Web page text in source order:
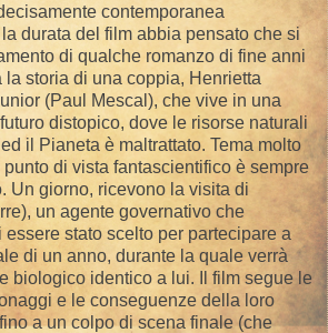
contemporanea
durata del film abbia pensato che si
di qualche romanzo di fine anni
storia di una coppia, Henrietta
(Paul Mescal), che vive in una
distopico, dove le risorse naturali
il Pianeta è maltrattato. Tema molto
di vista fantascientifico è sempre
Un giorno, ricevono la visita di
un agente governativo che
stato scelto per partecipare a
di un anno, durante la quale verrà
biologico identico a lui. Il film segue le
e le conseguenze della loro
a un colpo di scena finale (che